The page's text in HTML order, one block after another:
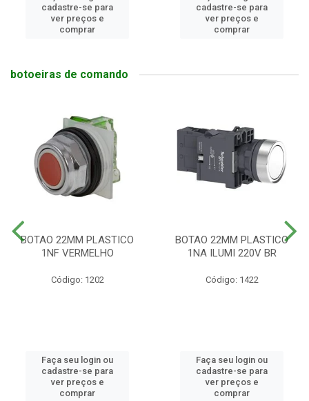
cadastre-se para
ver preços e
comprar
cadastre-se para
ver preços e
comprar
botoeiras de comando
BOTAO 22MM PLASTICO
1NF VERMELHO
Código: 1202
Faça seu login ou
cadastre-se para
ver preços e
comprar
BOTAO 22MM PLASTICO
1NA ILUMI 220V BR
Código: 1422
Faça seu login ou
cadastre-se para
ver preços e
comprar